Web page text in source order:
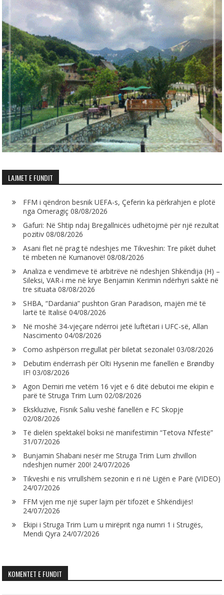
LAJMET E FUNDIT
FFM i qëndron besnik UEFA-s, Çeferin ka përkrahjen e plotë
nga Omeragiç 08/08/2026
Gafuri: Në Shtip ndaj Bregallnicës udhëtojmë për një rezultat
pozitiv 08/08/2026
Asani flet në prag të ndeshjes me Tikveshin: Tre pikët duhet
të mbeten në Kumanovë! 08/08/2026
Analiza e vendimeve të arbitrëve në ndeshjen Shkëndija (H) –
Sileksi, VAR-i me në krye Benjamin Kerimin ndërhyri saktë në
tre situata 08/08/2026
SHBA, “Dardania” pushton Gran Paradison, majën më të
lartë të Italisë 04/08/2026
Në moshë 34-vjeçare ndërroi jetë luftëtari i UFC-së, Allan
Nascimento 04/08/2026
Como ashpërson rregullat për biletat sezonale! 03/08/2026
Debutim ëndërrash për Olti Hysenin me fanellën e Brøndby
IF! 03/08/2026
Agon Demiri me vetëm 16 vjet e 6 ditë debutoi me ekipin e
parë të Struga Trim Lum 02/08/2026
Ekskluzive, Fisnik Saliu veshë fanellën e FC Skopje
02/08/2026
Të dielën spektakël boksi në manifestimin “Tetova N’festë”
31/07/2026
Bunjamin Shabani nesër me Struga Trim Lum zhvillon
ndeshjen numër 200! 24/07/2026
Tikveshi e nis vrrullshëm sezonin e ri në Ligën e Parë (VIDEO)
24/07/2026
FFM vjen me një super lajm për tifozët e Shkëndijës!
24/07/2026
Ekipi i Struga Trim Lum u mirëprit nga numri 1 i Strugës,
Mendi Qyra 24/07/2026
KOMENTET E FUNDIT